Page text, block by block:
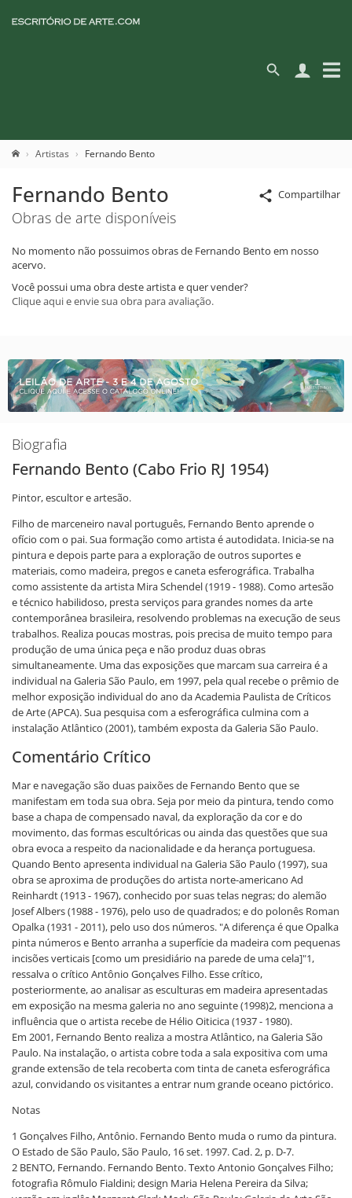
Artistas Fernando Bento
Compartilhar
Fernando Bento
Obras de arte disponíveis
No momento não possuimos obras de Fernando Bento em nosso
acervo.
Você possui uma obra deste artista e quer vender?
Clique aqui e envie sua obra para avaliação.
Biografia
Fernando Bento (Cabo Frio RJ 1954)
Pintor, escultor e artesão.
Filho de marceneiro naval português, Fernando Bento aprende o
ofício com o pai. Sua formação como artista é autodidata. Inicia-se na
pintura e depois parte para a exploração de outros suportes e
materiais, como madeira, pregos e caneta esferográfica. Trabalha
como assistente da artista Mira Schendel (1919 - 1988). Como artesão
e técnico habilidoso, presta serviços para grandes nomes da arte
contemporânea brasileira, resolvendo problemas na execução de seus
trabalhos. Realiza poucas mostras, pois precisa de muito tempo para
produção de uma única peça e não produz duas obras
simultaneamente. Uma das exposições que marcam sua carreira é a
individual na Galeria São Paulo, em 1997, pela qual recebe o prêmio de
melhor exposição individual do ano da Academia Paulista de Críticos
de Arte (APCA). Sua pesquisa com a esferográfica culmina com a
instalação Atlântico (2001), também exposta da Galeria São Paulo.
Comentário Crítico
Mar e navegação são duas paixões de Fernando Bento que se
manifestam em toda sua obra. Seja por meio da pintura, tendo como
base a chapa de compensado naval, da exploração da cor e do
movimento, das formas escultóricas ou ainda das questões que sua
obra evoca a respeito da nacionalidade e da herança portuguesa.
Quando Bento apresenta individual na Galeria São Paulo (1997), sua
obra se aproxima de produções do artista norte-americano Ad
Reinhardt (1913 - 1967), conhecido por suas telas negras; do alemão
Josef Albers (1988 - 1976), pelo uso de quadrados; e do polonês Roman
Opalka (1931 - 2011), pelo uso dos números. "A diferença é que Opalka
pinta números e Bento arranha a superfície da madeira com pequenas
incisões verticais [como um presidiário na parede de uma cela]"1,
ressalva o crítico Antônio Gonçalves Filho. Esse crítico,
posteriormente, ao analisar as esculturas em madeira apresentadas
em exposição na mesma galeria no ano seguinte (1998)2, menciona a
influência que o artista recebe de Hélio Oiticica (1937 - 1980).
Em 2001, Fernando Bento realiza a mostra Atlântico, na Galeria São
Paulo. Na instalação, o artista cobre toda a sala expositiva com uma
grande extensão de tela recoberta com tinta de caneta esferográfica
azul, convidando os visitantes a entrar num grande oceano pictórico.
Notas
1 Gonçalves Filho, Antônio. Fernando Bento muda o rumo da pintura.
O Estado de São Paulo, São Paulo, 16 set. 1997. Cad. 2, p. D-7.
2 BENTO, Fernando. Fernando Bento. Texto Antonio Gonçalves Filho;
fotografia Rômulo Fialdini; design Maria Helena Pereira da Silva;